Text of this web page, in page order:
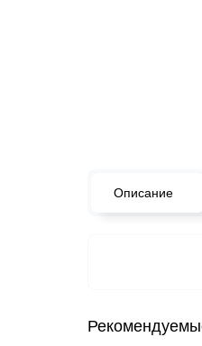
Описание